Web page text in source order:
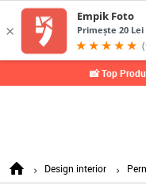
📸 Top
Design interior